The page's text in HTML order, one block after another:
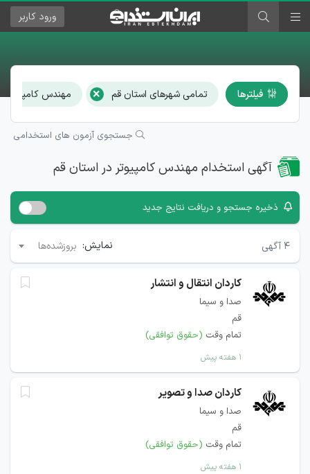
ورود کاربر
فیلترها تمامی شهرهای استان قم × مهندس کامپیوتر
جستجوی آزمون های استخدامی
آگهی استخدام مهندس کامپیوتر در استان قم
ذخیره جستجو و دریافت نتایج جدید
۴ آگهی نمایش: بروزشده‌ها
کاردان انتقال و انتشار
صدا و سیما
قم
تمام وقت (حقوق توافقی)
۱ هفته پیش
کاردان صدا و تصویر
صدا و سیما
قم
تمام وقت (حقوق توافقی)
۱ هفته پیش